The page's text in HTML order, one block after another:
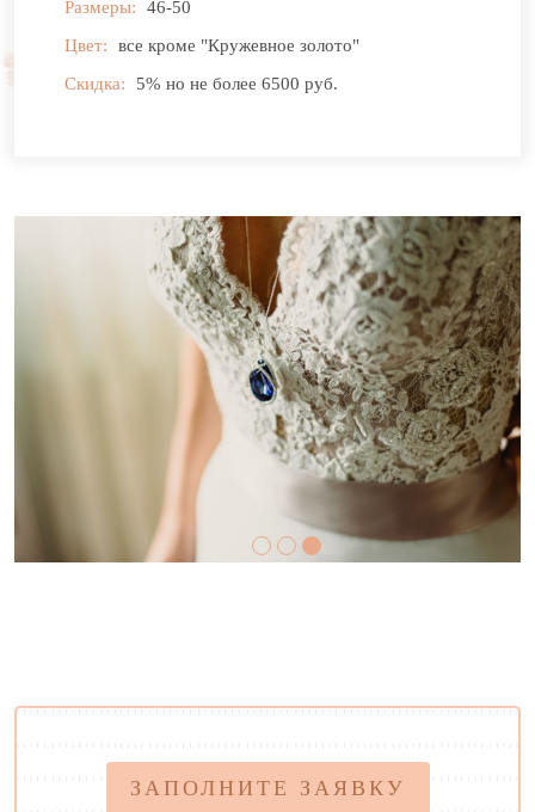
Размеры:
46-50
Цвет:
все кроме "Кружевное золото"
Скидка:
5% но не более 6500 руб.
ЗАПОЛНИТЕ ЗАЯВКУ